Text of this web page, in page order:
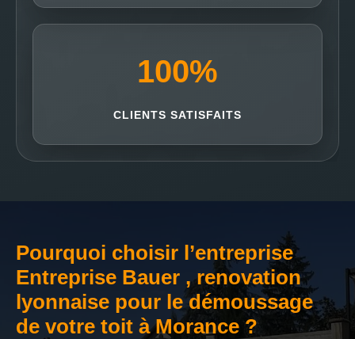
100%
CLIENTS SATISFAITS
Pourquoi choisir l’entreprise
Entreprise Bauer , renovation
lyonnaise pour le démoussage
de votre toit à Morance ?